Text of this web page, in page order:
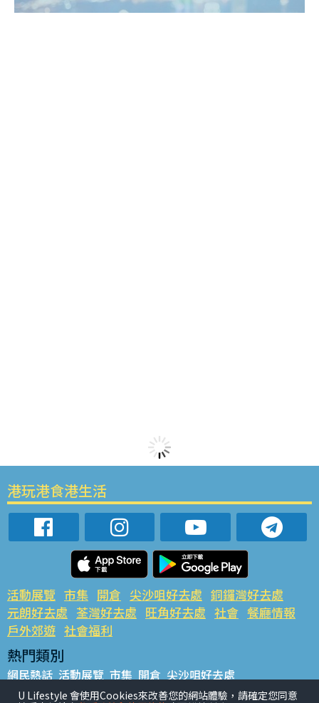
港玩港食港生活
活動展覽 市集 開倉 尖沙咀好去處 銅鑼灣好去處
元朗好去處 荃灣好去處 旺角好去處 社會 餐廳情報
戶外郊遊 社會福利
熱門類別
網民熱話 活動展覽 市集 開倉 尖沙咀好去處
銅鑼灣好去處 元朗好去處 荃灣好去處 旺角好去處 社會
U Lifestyle 會使用Cookies來改善您的網站體驗，請確定您同意